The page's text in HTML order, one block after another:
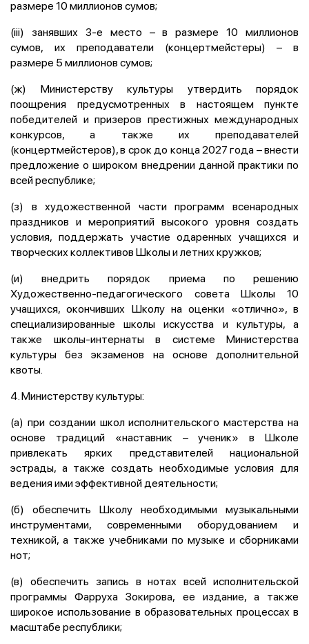
размере 10 миллионов сумов;
(iii) занявших 3-е место – в размере 10 миллионов
сумов, их преподаватели (концертмейстеры) – в
размере 5 миллионов сумов;
(ж) Министерству культуры утвердить порядок
поощрения предусмотренных в настоящем пункте
победителей и призеров престижных международных
конкурсов, а также их преподавателей
(концертмейстеров), в срок до конца 2027 года – внести
предложение о широком внедрении данной практики по
всей республике;
(з) в художественной части программ всенародных
праздников и мероприятий высокого уровня создать
условия, поддержать участие одаренных учащихся и
творческих коллективов Школы и летних кружков;
(и) внедрить порядок приема по решению
Художественно-педагогического совета Школы 10
учащихся, окончивших Школу на оценки «отлично», в
специализированные школы искусства и культуры, а
также школы-интернаты в системе Министерства
культуры без экзаменов на основе дополнительной
квоты.
4. Министерству культуры:
(а) при создании школ исполнительского мастерства на
основе традиций «наставник – ученик» в Школе
привлекать ярких представителей национальной
эстрады, а также создать необходимые условия для
ведения ими эффективной деятельности;
(б) обеспечить Школу необходимыми музыкальными
инструментами, современными оборудованием и
техникой, а также учебниками по музыке и сборниками
нот;
(в) обеспечить запись в нотах всей исполнительской
программы Фарруха Зокирова, ее издание, а также
широкое использование в образовательных процессах в
масштабе республики;